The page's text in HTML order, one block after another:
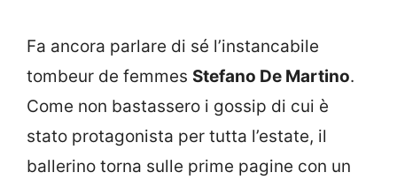
Fa ancora parlare di sé l’instancabile
tombeur de femmes Stefano De Martino.
Come non bastassero i gossip di cui è
stato protagonista per tutta l’estate, il
ballerino torna sulle prime pagine con un